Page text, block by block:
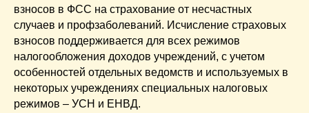
взносов в ФСС на страхование от несчастных
случаев и профзаболеваний. Исчисление страховых
взносов поддерживается для всех режимов
налогообложения доходов учреждений, с учетом
особенностей отдельных ведомств и используемых в
некоторых учреждениях специальных налоговых
режимов – УСН и ЕНВД.